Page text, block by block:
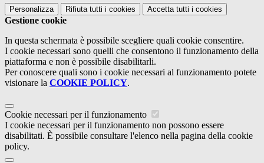
Personalizza Rifiuta tutti i cookies Accetta tutti i cookies
Gestione cookie
In questa schermata è possibile scegliere quali cookie consentire.
I cookie necessari sono quelli che consentono il funzionamento della
piattaforma e non è possibile disabilitarli.
Per conoscere quali sono i cookie necessari al funzionamento potete
visionare la COOKIE POLICY.
Cookie necessari per il funzionamento
I cookie necessari per il funzionamento non possono essere
disabilitati. È possibile consultare l'elenco nella pagina della cookie
policy.